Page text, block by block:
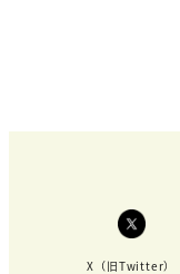
X（旧Twitter）